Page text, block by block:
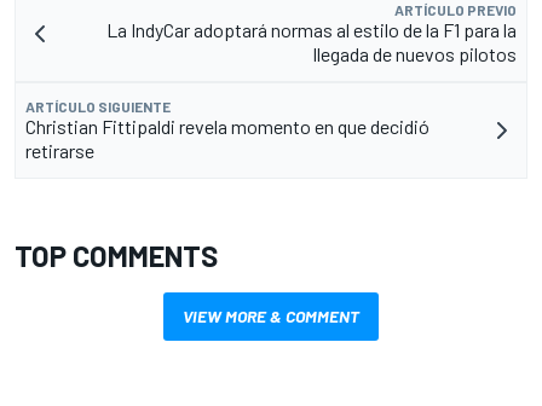
ARTÍCULO PREVIO
La IndyCar adoptará normas al estilo de la F1 para la
llegada de nuevos pilotos
ARTÍCULO SIGUIENTE
Christian Fittipaldi revela momento en que decidió
retirarse
TOP COMMENTS
VIEW MORE & COMMENT